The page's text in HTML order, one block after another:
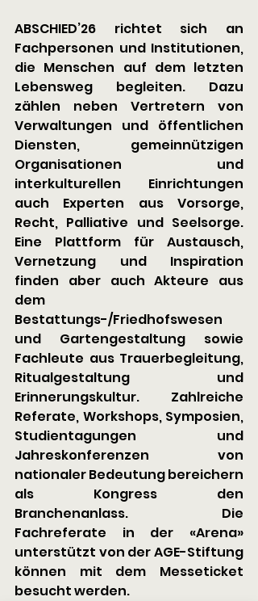
ABSCHIED’26 richtet sich an
Fachpersonen und Institutionen,
die Menschen auf dem letzten
Lebensweg begleiten. Dazu
zählen neben Vertretern von
Verwaltungen und öffentlichen
Diensten, gemeinnützigen
Organisationen und
interkulturellen Einrichtungen
auch Experten aus Vorsorge,
Recht, Palliative und Seelsorge.
Eine Plattform für Austausch,
Vernetzung und Inspiration
finden aber auch Akteure aus
dem
Bestattungs-/Friedhofswesen
und Gartengestaltung sowie
Fachleute aus Trauerbegleitung,
Ritualgestaltung und
Erinnerungskultur. Zahlreiche
Referate, Workshops, Symposien,
Studientagungen und
Jahreskonferenzen von
nationaler Bedeutung bereichern
als Kongress den
Branchenanlass. Die
Fachreferate in der «Arena»
unterstützt von der AGE-Stiftung
können mit dem Messeticket
besucht werden.